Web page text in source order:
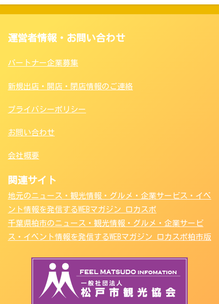
運営者情報・お問い合わせ
パートナー企業募集
新規出店・開店・閉店情報のご連絡
プライバシーポリシー
お問い合わせ
会社概要
関連サイト
地元のニュース・観光情報・グルメ・企業サービス・イベ
ント情報を発信するWEBマガジン ロカスポ
千葉県柏市のニュース・観光情報・グルメ・企業サービ
ス・イベント情報を発信するWEBマガジン ロカスポ柏市版